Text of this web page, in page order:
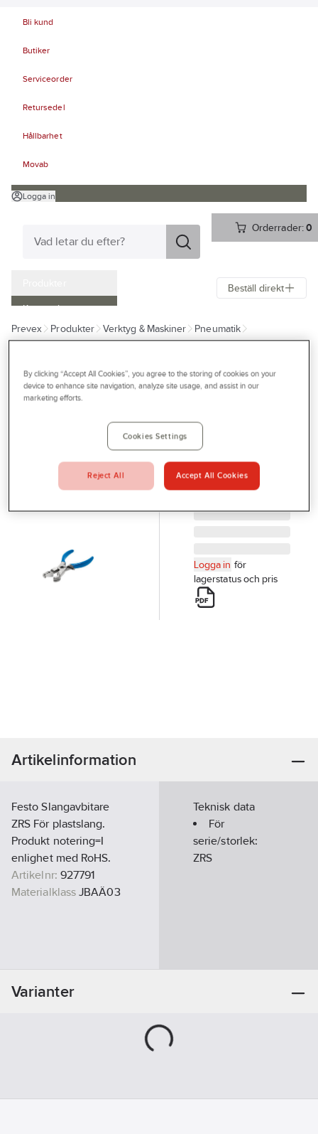
Bli kund
Butiker
Serviceorder
Retursedel
Hållbarhet
Movab
Logga in
Orderrader:0
Kampanjer
Outlet
Bli kund
Profilshop
Serviceverkstad
Företagsprofilering
Beställ direkt
Prevex Produkter Verktyg & Maskiner
Pneumatik
FESTO
Festo ZRS
FESTO ZRS 7658
927791
Logga in för
lagerstatus och pris
Artikelinformation
Festo Slangavbitare
ZRS För plastslang.
Produkt notering=I
enlighet med RoHS.
Artikelnr: 927791
Materialklass JBAÄ03
Teknisk data
För
serie/storlek:
ZRS
Varianter
By clicking “Accept All Cookies”, you agree to the storing of cookies on your
device to enhance site navigation, analyze site usage, and assist in our
marketing efforts.
Cookies Settings
Reject All Accept All Cookies